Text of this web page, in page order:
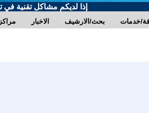
إذا لديكم مشاكل تقنية في
مراكز الاخبار بحث/الارشيف خدمات